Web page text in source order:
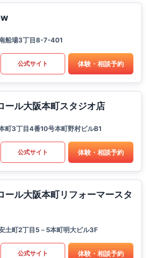
船場3丁目8-7-401
公式サイト 体験・相談予約
ール大阪本町スタジオ店
町3丁目4番10号本町野村ビルB1
公式サイト 体験・相談予約
ール大阪本町リフォーマースタ
土町2丁目5－5本町明大ビル3F
公式サイト 体験・相談予約